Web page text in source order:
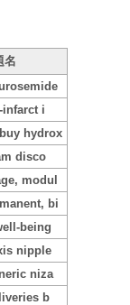
名
infarct i
hydrox
disco
modul
bi
being
nipple
niza
b